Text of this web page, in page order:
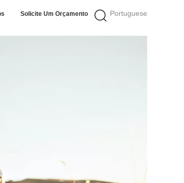
Portuguese
Solicite Um Orçamento